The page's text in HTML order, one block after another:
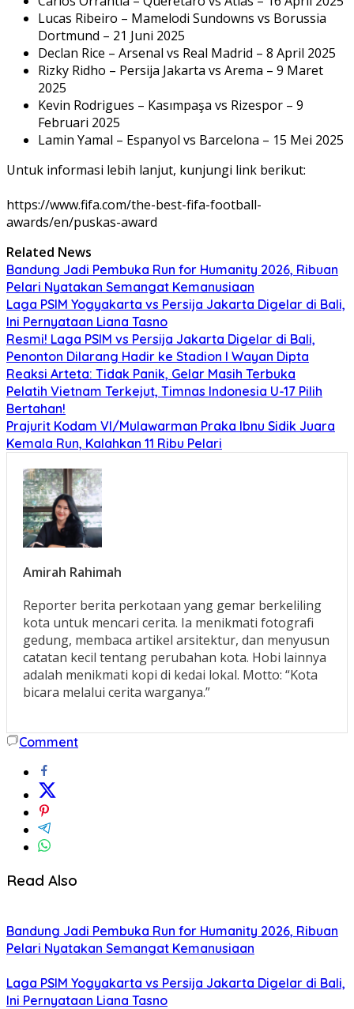
Lucas Ribeiro – Mamelodi Sundowns vs Borussia
Dortmund – 21 Juni 2025
Declan Rice – Arsenal vs Real Madrid – 8 April 2025
Rizky Ridho – Persija Jakarta vs Arema – 9 Maret
2025
Kevin Rodrigues – Kasımpaşa vs Rizespor – 9
Februari 2025
Lamin Yamal – Espanyol vs Barcelona – 15 Mei 2025
Untuk informasi lebih lanjut, kunjungi link berikut:
https://www.fifa.com/the-best-fifa-football-
awards/en/puskas-award
Related News
Bandung Jadi Pembuka Run for Humanity 2026, Ribuan
Pelari Nyatakan Semangat Kemanusiaan
Laga PSIM Yogyakarta vs Persija Jakarta Digelar di Bali,
Ini Pernyataan Liana Tasno
Resmi! Laga PSIM vs Persija Jakarta Digelar di Bali,
Penonton Dilarang Hadir ke Stadion I Wayan Dipta
Reaksi Arteta: Tidak Panik, Gelar Masih Terbuka
Pelatih Vietnam Terkejut, Timnas Indonesia U-17 Pilih
Bertahan!
Prajurit Kodam VI/Mulawarman Praka Ibnu Sidik Juara
Kemala Run, Kalahkan 11 Ribu Pelari
Amirah Rahimah
Reporter berita perkotaan yang gemar berkeliling
kota untuk mencari cerita. Ia menikmati fotografi
gedung, membaca artikel arsitektur, dan menyusun
catatan kecil tentang perubahan kota. Hobi lainnya
adalah menikmati kopi di kedai lokal. Motto: “Kota
bicara melalui cerita warganya.”
Comment
Read Also
Bandung Jadi Pembuka Run for Humanity 2026, Ribuan
Pelari Nyatakan Semangat Kemanusiaan
Laga PSIM Yogyakarta vs Persija Jakarta Digelar di Bali,
Ini Pernyataan Liana Tasno